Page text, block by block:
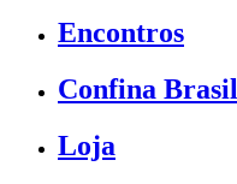
Encontros
Confina Brasil
Loja